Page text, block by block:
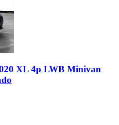
XL 4p LWB Minivan